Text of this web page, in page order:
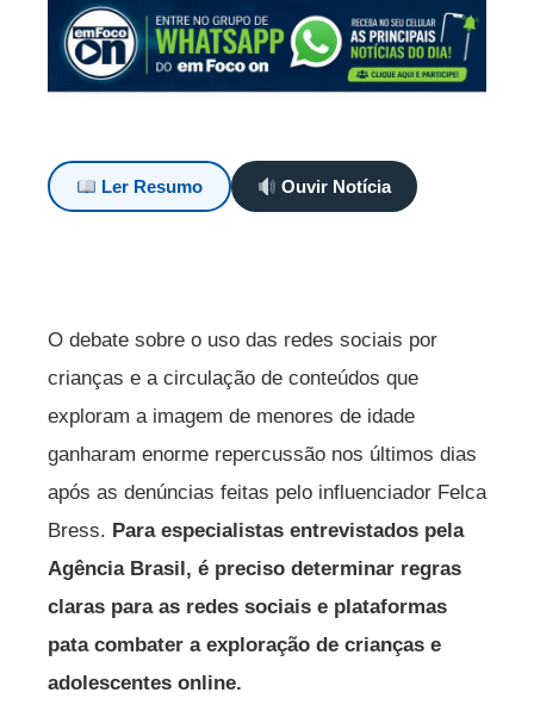
Ler Resumo Ouvir Notícia
O debate sobre o uso das redes sociais por
crianças e a circulação de conteúdos que
exploram a imagem de menores de idade
ganharam enorme repercussão nos últimos dias
após as denúncias feitas pelo influenciador Felca
Bress. Para especialistas entrevistados pela
Agência Brasil, é preciso determinar regras
claras para as redes sociais e plataformas
pata combater a exploração de crianças e
adolescentes online.